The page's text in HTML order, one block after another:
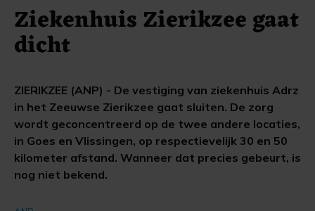
Ziekenhuis Zierikzee gaat
dicht
ZIERIKZEE (ANP) - De vestiging van ziekenhuis Adrz
in het Zeeuwse Zierikzee gaat sluiten. De zorg
wordt geconcentreerd op de twee andere locaties,
in Goes en Vlissingen, op respectievelijk 30 en 50
kilometer afstand. Wanneer dat precies gebeurt, is
nog niet bekend.